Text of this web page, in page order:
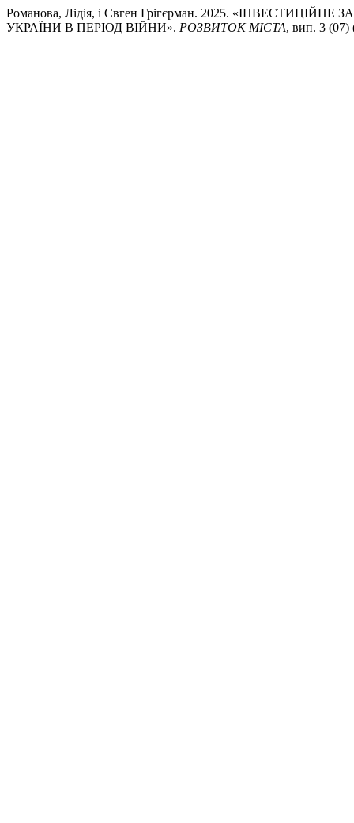
Романова, Лідія, і Євген Грігєрман. 2025.
УКРАЇНИ В ПЕРІОД ВІЙНИ». РОЗВИТОК МІСТА, вип. 3 (07)